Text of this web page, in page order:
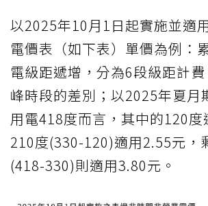
以2025年10月1日起實施並適
電價表（如下表）單價為例：
電級距遞增，分為6段級距計
峰時段的差別；以2025年夏月
用電418度而言，其中的120度
210度(330-120)適用2.55元，
(418-330)則適用3.80元。